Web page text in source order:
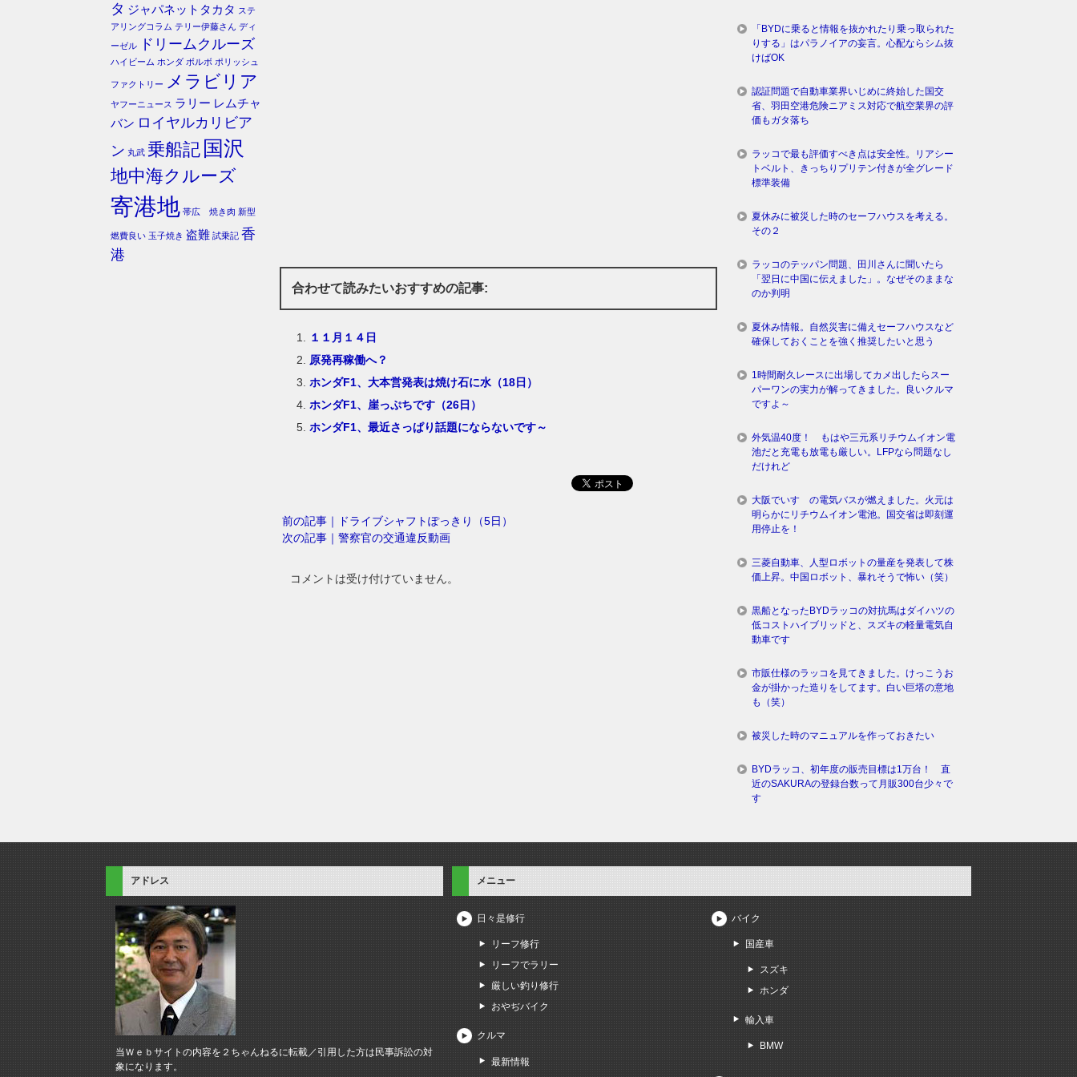
合わせて読みたいおすすめの記事:
１１月１４日
原発再稼働へ？
ホンダF1、大本営発表は焼け石に水（18日）
ホンダF1、崖っぷちです（26日）
ホンダF1、最近さっぱり話題にならないです～
前の記事｜ドライブシャフトぽっきり（5日）
次の記事｜警察官の交通違反動画
コメントは受け付けていません。
タ ジャパネットタカタ ステ
アリングコラム テリー伊藤さん ディ
ーゼル
ドリームクルーズ
ハイビーム ホンダ ボルボ ポリッシュ
ファクトリー メラビリア
ヤフーニュース ラリー レムチャ
バン ロイヤルカリビア
ン 丸武 乗船記 国沢
地中海クルーズ
寄港地 帯広 焼き肉 新型
燃費良い 玉子焼き 盗難 試乗記 香
港
「BYDに乗ると情報を抜かれたり乗っ取られた
りする」はパラノイアの妄言。心配ならシム抜
けばOK
認証問題で自動車業界いじめに終始した国交
省、羽田空港危険ニアミス対応で航空業界の評
価もガタ落ち
ラッコで最も評価すべき点は安全性。リアシー
トベルト、きっちりプリテン付きが全グレード
標準装備
夏休みに被災した時のセーフハウスを考える。
その２
ラッコのテッパン問題、田川さんに聞いたら
「翌日に中国に伝えました」。なぜそのままな
のか判明
夏休み情報。自然災害に備えセーフハウスなど
確保しておくことを強く推奨したいと思う
1時間耐久レースに出場してカメ出したらスー
パーワンの実力が解ってきました。良いクルマ
ですよ～
外気温40度！ もはや三元系リチウムイオン電
池だと充電も放電も厳しい。LFPなら問題なし
だけれど
大阪でいすゞの電気バスが燃えました。火元は
明らかにリチウムイオン電池。国交省は即刻運
用停止を！
三菱自動車、人型ロボットの量産を発表して株
価上昇。中国ロボット、暴れそうで怖い（笑）
黒船となったBYDラッコの対抗馬はダイハツの
低コストハイブリッドと、スズキの軽量電気自
動車です
市販仕様のラッコを見てきました。けっこうお
金が掛かった造りをしてます。白い巨塔の意地
も（笑）
被災した時のマニュアルを作っておきたい
BYDラッコ、初年度の販売目標は1万台！ 直
近のSAKURAの登録台数って月販300台少々で
す
アドレス
当Ｗｅｂサイトの内容を２ちゃんねるに転載／引用した方は民事訴訟の対
象になります。
メニュー
日々是修行
リーフ修行
リーフでラリー
厳しい釣り修行
おやぢバイク
クルマ
最新情報
バイク
国産車
スズキ
ホンダ
輸入車
BMW